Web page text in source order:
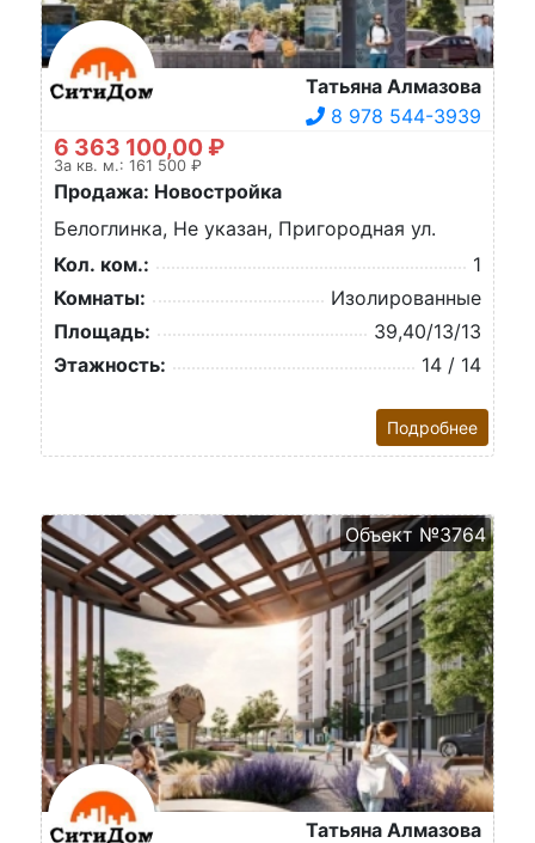
Татьяна Алмазова
8 978 544-3939
6 363 100,00 ₽
За кв. м.: 161 500 ₽
Продажа: Новостройка
Белоглинка, Не указан, Пригородная ул.
Кол. ком.:
1
Комнаты:
Изолированные
Площадь:
39,40/13/13
Этажность:
14 / 14
Подробнее
Объект №3764
Татьяна Алмазова